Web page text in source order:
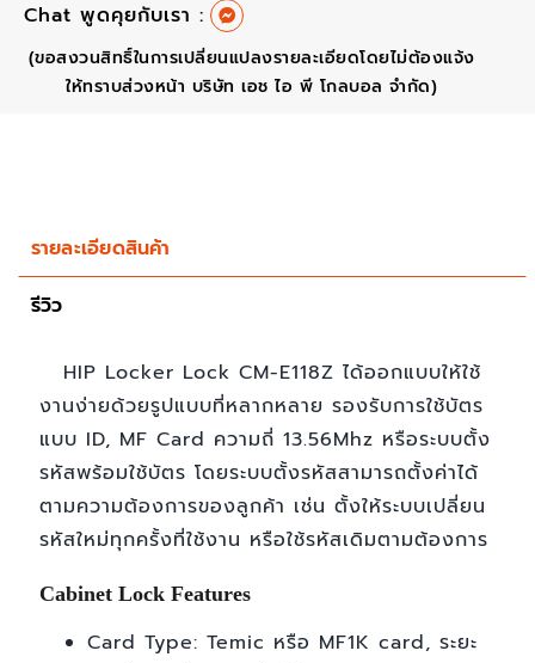
Chat พูดคุยกับเรา :
(ขอสงวนสิทธิ์ในการเปลี่ยนแปลงรายละเอียดโดยไม่ต้องแจ้ง
ให้ทราบส่วงหน้า บริษัท เอช ไอ พี โกลบอล จำกัด)
รายละเอียดสินค้า
รีวิว
HIP Locker Lock CM-E118Z ได้ออกแบบให้ใช้
งานง่ายด้วยรูปแบบที่หลากหลาย รองรับการใช้บัตร
แบบ ID, MF Card ความถี่ 13.56Mhz หรือระบบตั้ง
รหัสพร้อมใช้บัตร โดยระบบตั้งรหัสสามารถตั้งค่าได้
ตามความต้องการของลูกค้า เช่น ตั้งให้ระบบเปลี่ยน
รหัสใหม่ทุกครั้งที่ใช้งาน หรือใช้รหัสเดิมตามต้องการ
Cabinet Lock Features
Card Type: Temic หรือ MF1K card, ระยะ